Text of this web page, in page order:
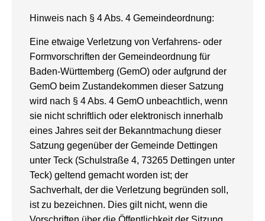
Hinweis nach § 4 Abs. 4 Gemeindeordnung:
Eine etwaige Verletzung von Verfahrens- oder
Formvorschriften der Gemeindeordnung für
Baden-Württemberg (GemO) oder aufgrund der
GemO beim Zustandekommen dieser Satzung
wird nach § 4 Abs. 4 GemO unbeachtlich, wenn
sie nicht schriftlich oder elektronisch innerhalb
eines Jahres seit der Bekanntmachung dieser
Satzung gegenüber der Gemeinde Dettingen
unter Teck (Schulstraße 4, 73265 Dettingen unter
Teck) geltend gemacht worden ist; der
Sachverhalt, der die Verletzung begründen soll,
ist zu bezeichnen. Dies gilt nicht, wenn die